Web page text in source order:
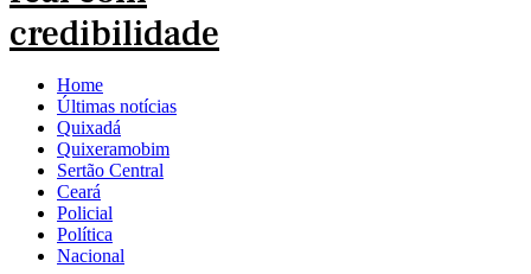
Home
Últimas notícias
Quixadá
Quixeramobim
Sertão Central
Ceará
Policial
Política
Nacional